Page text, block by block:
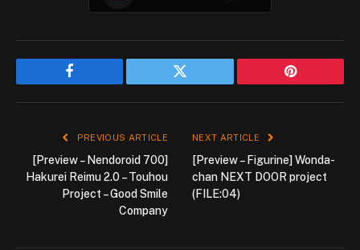
Facebook Twitter Pinterest
PREVIOUS ARTICLE
[Preview – Nendoroid 700]
Hakurei Reimu 2.0 – Touhou
Project – Good Smile
Company
NEXT ARTICLE
[Preview – Figurine] Wonda-
chan NEXT DOOR project
(FILE:04)